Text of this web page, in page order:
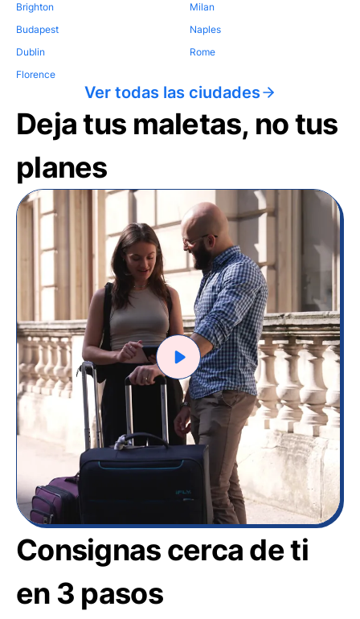
Brighton
Budapest
Dublin
Florence
Milan
Naples
Rome
Ver todas las ciudades
Deja tus maletas, no tus
planes
Consignas cerca de ti
en 3 pasos